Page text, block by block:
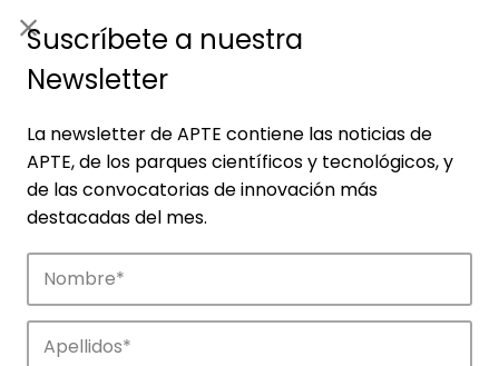
Suscríbete a nuestra
Newsletter
La newsletter de APTE contiene las noticias de
APTE, de los parques científicos y tecnológicos, y
de las convocatorias de innovación más
destacadas del mes.